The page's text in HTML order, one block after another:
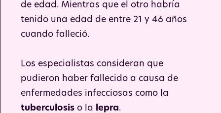
de edad. Mientras que el otro habría
tenido una edad de entre 21 y 46 años
cuando falleció.
Los especialistas consideran que
pudieron haber fallecido a causa de
enfermedades infecciosas como la
tuberculosis o la lepra.